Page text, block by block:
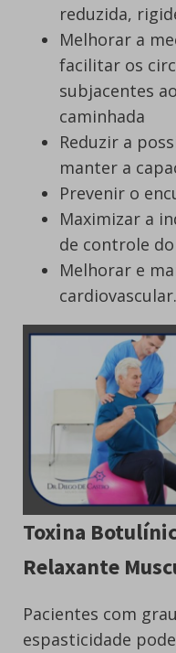
reduzida,
Melhorar a
facilitar os
subjacentes
caminhada
Reduzir a
manter a
Prevenir o
Maximizar a
de controle
Melhorar e
cardiovascular.
Toxina
Relaxante
Pacientes com
espasticidade